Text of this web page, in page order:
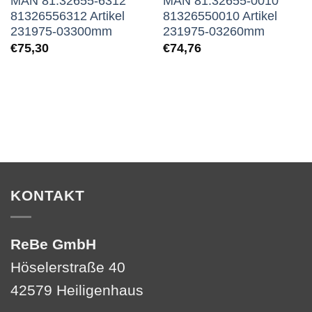
81326556312 Artikel
231975-03300mm
€75,30
81326550010 Artikel
231975-03260mm
€74,76
KONTAKT
ReBe GmbH
Höselerstraße 40
42579 Heiligenhaus